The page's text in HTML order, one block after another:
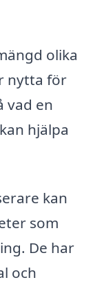
olika
nytta för
vad en
hjälpa
kan
som
De har
och